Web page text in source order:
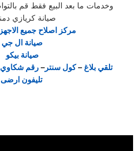
وخدمات ما بعد البيع فقط قم
صيانة كريازي
مركز اصلاح جميع
صيانة ال جي
صيانة بيكو
تلقي بلاغ –كول سنتر – رقم شكاوي
تليفون ارضى